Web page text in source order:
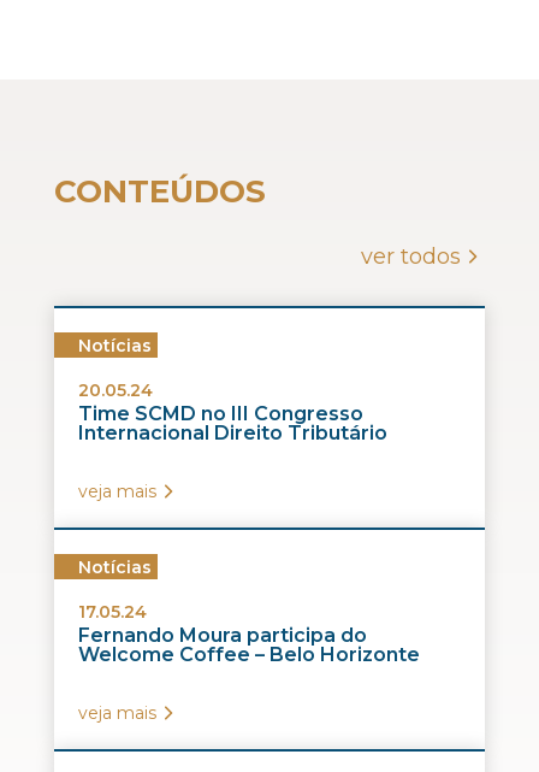
CONTEÚDOS
ver todos
Notícias
20.05.24
Time SCMD no III Congresso
Internacional Direito Tributário
veja mais
Notícias
17.05.24
Fernando Moura participa do
Welcome Coffee – Belo Horizonte
veja mais